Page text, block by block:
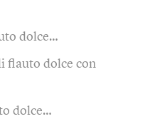
dolce…
flauto dolce con
dolce…